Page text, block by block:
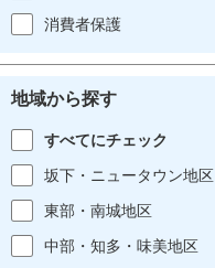
消費者保護
地域から探す
すべてにチェック
坂下・ニュータウン地区
東部・南城地区
中部・知多・味美地区